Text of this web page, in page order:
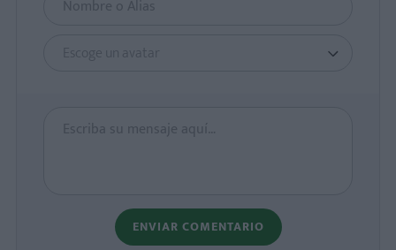
Escoge un avatar
ENVIAR COMENTARIO